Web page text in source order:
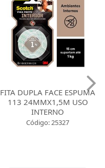
FITA DUPLA FACE ESPUMA
113 24MMX1,5M USO
INTERNO
Código: 25327